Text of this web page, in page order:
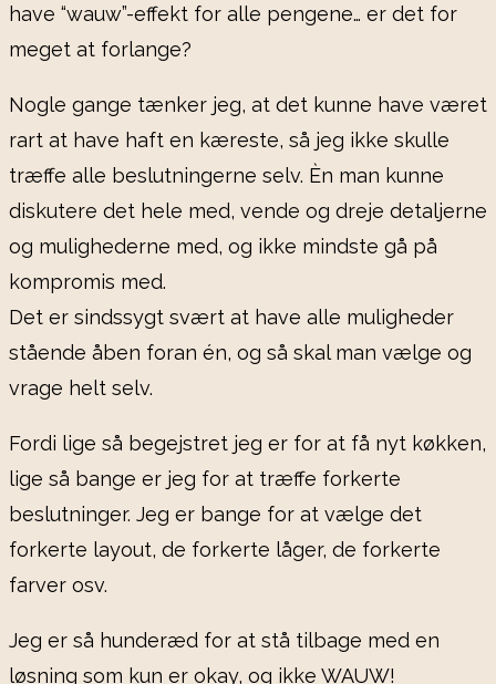
have “wauw”-effekt for alle pengene… er det for
meget at forlange?
Nogle gange tænker jeg, at det kunne have været
rart at have haft en kæreste, så jeg ikke skulle
træffe alle beslutningerne selv. Èn man kunne
diskutere det hele med, vende og dreje detaljerne
og mulighederne med, og ikke mindste gå på
kompromis med.
Det er sindssygt svært at have alle muligheder
stående åben foran én, og så skal man vælge og
vrage helt selv.
Fordi lige så begejstret jeg er for at få nyt køkken,
lige så bange er jeg for at træffe forkerte
beslutninger. Jeg er bange for at vælge det
forkerte layout, de forkerte låger, de forkerte
farver osv.
Jeg er så hunderæd for at stå tilbage med en
løsning som kun er okay, og ikke WAUW!